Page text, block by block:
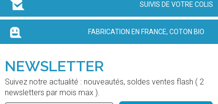
SUIVIS DE VOTRE COLIS
FABRICATION EN FRANCE, COTON BIO
NEWSLETTER
Suivez notre actualité : nouveautés, soldes ventes flash ( 2
newsletters par mois max ).